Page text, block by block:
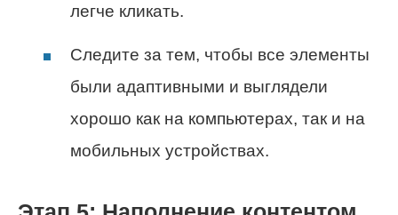
легче кликать.
Следите за тем, чтобы все элементы
были адаптивными и выглядели
хорошо как на компьютерах, так и на
мобильных устройствах.